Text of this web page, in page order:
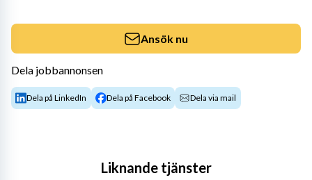
Ansök nu
Dela jobbannonsen
Dela på LinkedIn Dela på Facebook Dela via mail
Liknande tjänster